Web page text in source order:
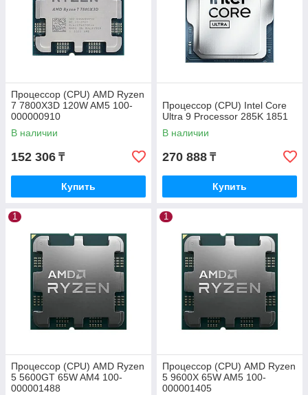
Процессор (CPU) AMD Ryzen
7 7800X3D 120W AM5 100-
000000910
В наличии
152 306 ₸
Купить
Процессор (CPU) Intel Core
Ultra 9 Processor 285K 1851
В наличии
270 888 ₸
Купить
1
Процессор (CPU) AMD Ryzen
5 5600GT 65W AM4 100-
000001488
1
Процессор (CPU) AMD Ryzen
5 9600X 65W AM5 100-
000001405